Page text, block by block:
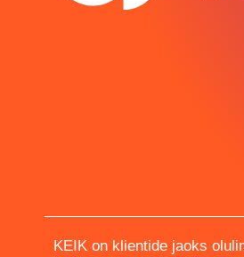
INKU -
KEIK on klientide jaoks